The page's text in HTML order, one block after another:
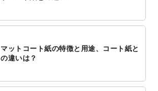
マットコート紙の特徴と用途、コート紙と
の違いは？